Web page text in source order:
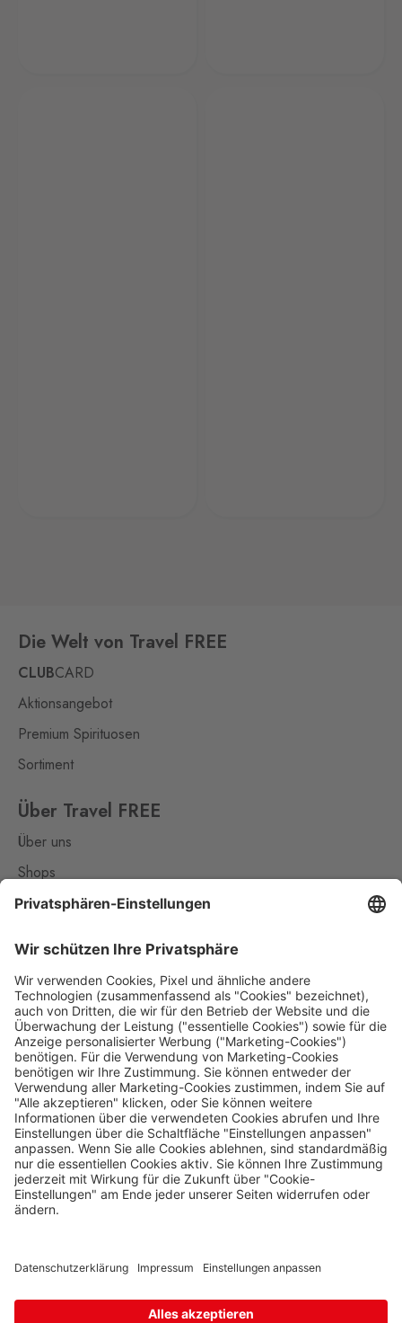
Die Welt von Travel FREE
CLUBCARD
Aktionsangebot
Premium Spirituosen
Sortiment
Über Travel FREE
Über uns
Shops
Kontakt
Nützliches
Impressum
Datenschutz
Die Travel FREE App zum Download
Folge uns auf Social Media